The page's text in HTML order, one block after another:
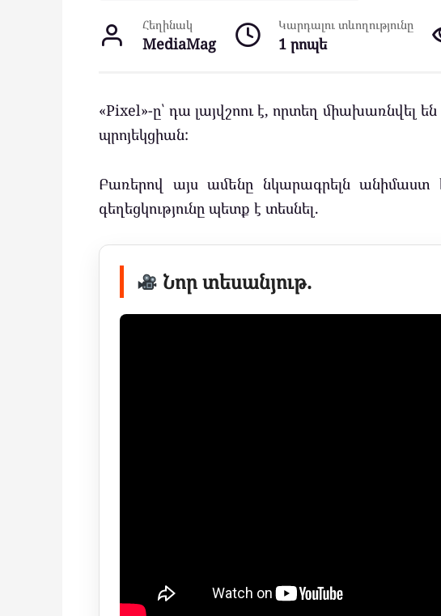
Հեղինակ
MediaMag
Կարդալու տևողությունը
1 րոպե
«Pixel»-ը՝ դա լայվշոու է, որտեղ միախառնվել
պրոյեկցիան:
Բառերով այս ամենը նկարագրելն անիմաստ
գեղեցկությունը պետք է տեսնել.
Նոր տեսանյութ.